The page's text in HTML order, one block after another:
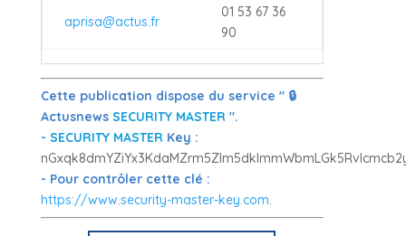
aprisa@actus.fr
01 53 67 36
90
Cette publication dispose du service " 🔒
Actusnews SECURITY MASTER".
- SECURITY MASTERKey :
- Pour contrôler cette clé :
https://www.security-master-key.com